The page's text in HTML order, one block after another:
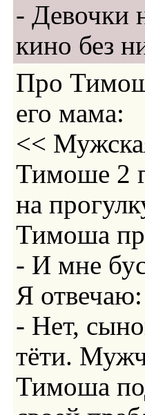
- Девочки
кино без
Про
его мама:
<<
Тимоше 2
на
Тимоша
- И мне
Я отвечаю:
- Нет,
тёти.
Тимоша